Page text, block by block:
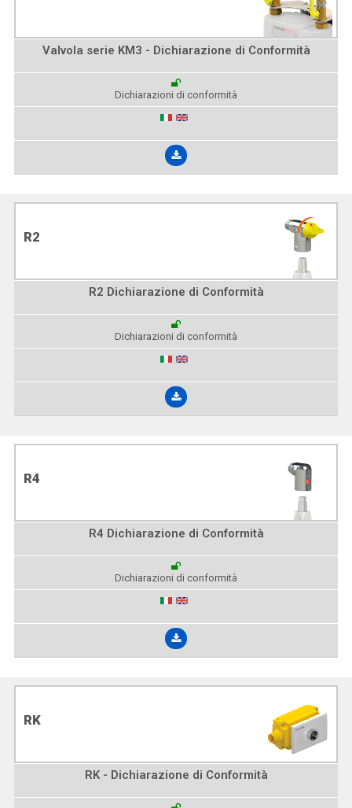
Valvola serie KM3 - Dichiarazione di Conformità
Dichiarazioni di conformità
R2
R2 Dichiarazione di Conformità
Dichiarazioni di conformità
R4
R4 Dichiarazione di Conformità
Dichiarazioni di conformità
RK
RK - Dichiarazione di Conformità